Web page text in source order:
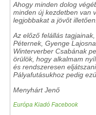
Ahogy minden dolog
minden új kezdetben van
legjobbakat a jövőt illetően.
Az előző felállás
Péternek, Gyenge
Winterverber Csabának
örülök, hogy alkalmam
és rendszeresen
Pályafutásukhoz pedig
Menyhárt Jenő
Európa Kiadó Facebook